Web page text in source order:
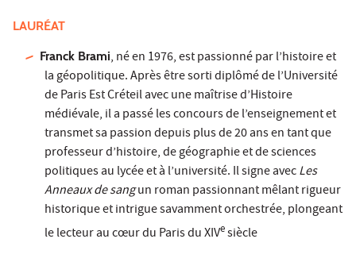
LAURÉAT
Franck Brami, né en 1976, est passionné par l’histoire et
la géopolitique. Après être sorti diplômé de l’Université
de Paris Est Créteil avec une maîtrise d’Histoire
médiévale, il a passé les concours de l’enseignement et
transmet sa passion depuis plus de 20 ans en tant que
professeur d’histoire, de géographie et de sciences
politiques au lycée et à l’université. Il signe avecLes
Anneaux de sangun roman passionnant mêlant rigueur
historique et intrigue savamment orchestrée, plongeant
le lecteur au cœur du Paris du XIVesiècle